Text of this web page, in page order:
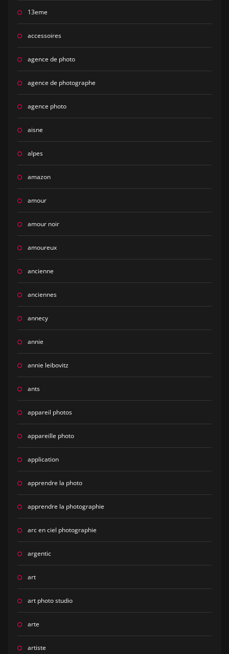
13eme
accessoires
agence de photo
agence de photographe
agence photo
aisne
alpes
amazon
amour
amour noir
amoureux
ancienne
anciennes
annecy
annie
annie leibovitz
ants
appareil photos
appareille photo
application
apprendre la photo
apprendre la photographie
arc en ciel photographie
argentic
art
art photo studio
arte
artiste